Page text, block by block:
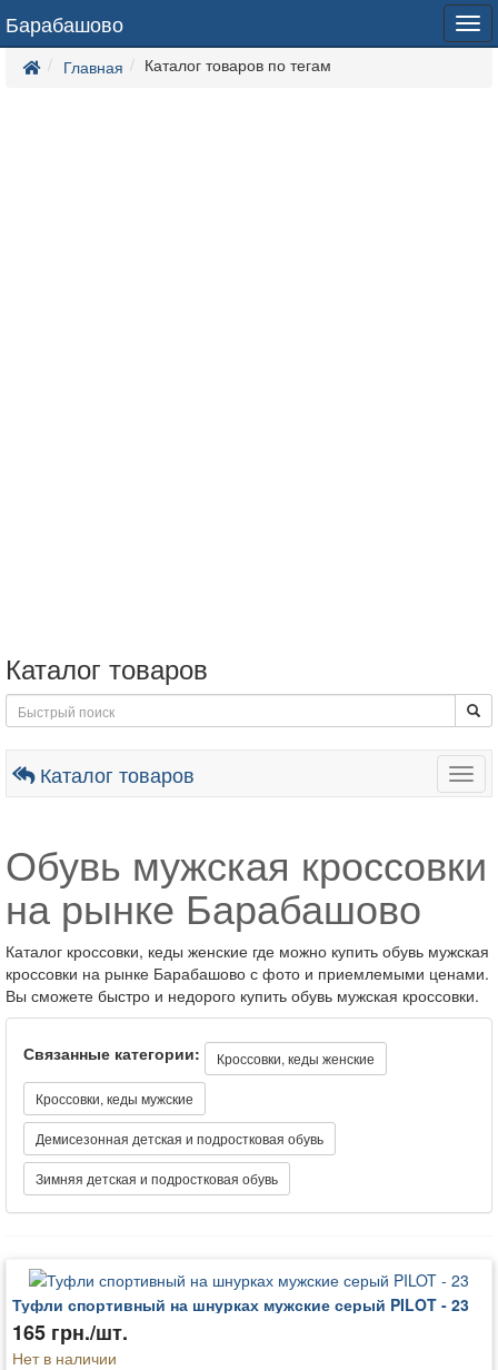
Барабашово
Главная Каталог товаров по тегам
Каталог товаров
Каталог товаров
Обувь мужская кроссовки
на рынке Барабашово
Каталог кроссовки, кеды женские где можно купить обувь мужская
кроссовки на рынке Барабашово с фото и приемлемыми ценами.
Вы сможете быстро и недорого купить обувь мужская кроссовки.
Связанные категории: Кроссовки, кеды женские
Кроссовки, кеды мужские
Демисезонная детская и подростковая обувь
Зимняя детская и подростковая обувь
Туфли спортивный на шнурках мужские серый PILOT - 23
165 грн./шт.
Нет в наличии